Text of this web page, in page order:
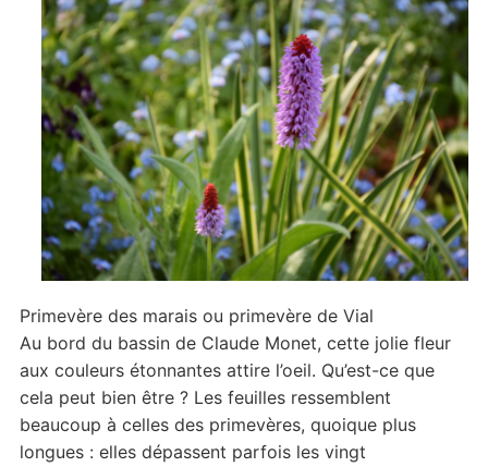
Primevère des marais ou primevère de Vial
Au bord du bassin de Claude Monet, cette jolie fleur
aux couleurs étonnantes attire l’oeil. Qu’est-ce que
cela peut bien être ? Les feuilles ressemblent
beaucoup à celles des primevères, quoique plus
longues : elles dépassent parfois les vingt